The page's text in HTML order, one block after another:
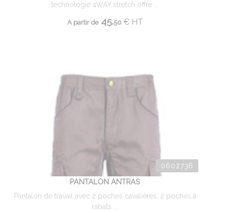
technologie 4WAY stretch offre ...
A partir de45.50 €HT
0602736
PANTALON ANTRAS
Pantalon de travail avec 2 poches cavalières, 2 poches à
rabats ...